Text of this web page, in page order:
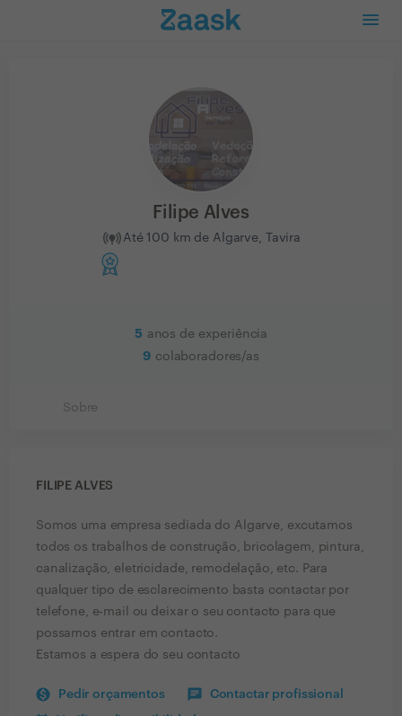
Filipe Alves
Até 100 km de Algarve, Tavira
5 anos de experiência
9 colaboradores/as
Sobre
FILIPE ALVES
Somos uma empresa sediada do Algarve, excutamos
todos os trabalhos de construção, bricolagem, pintura,
canalização, eletricidade, remodelação, etc. Para
qualquer tipo de esclarecimento basta contactar por
telefone, e-mail ou deixar o seu contacto para que
possamos entrar em contacto.
Estamos a espera do seu contacto
Pedir orçamentos Contactar profissional